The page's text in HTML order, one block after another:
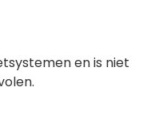
en is niet